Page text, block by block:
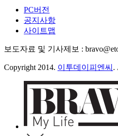
PC버전
공지사항
사이트맵
보도자료 및 기사제보 :
Copyright 2014. 이투데이피엔씨 .